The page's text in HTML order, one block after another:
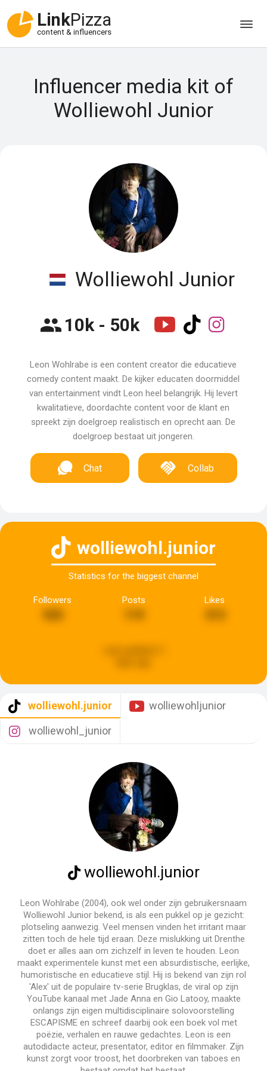
LinkPizza
content & influencers
Influencer media kit of
Wolliewohl Junior
Wolliewohl Junior
10k - 50k
Leon Wohlrabe is een content creator die educatieve
comedy content maakt. De kijker educaten doormiddel
van entertainment vindt Leon heel belangrijk. Hij levert
kwalitatieve, doordachte content voor de klant en
spreekt zijn doelgroep realistisch en oprecht aan. De
doelgroep bestaat uit jongeren.
Chat Collab
wolliewohl.junior
Statistics for the biggest channel
Followers Posts Likes
wolliewohl.junior
wolliewohljunior
wolliewohl_junior
wolliewohl.junior
Leon Wohlrabe (2004), ook wel onder zijn gebruikersnaam
Wolliewohl Junior bekend, is als een pukkel op je gezicht:
plotseling aanwezig. Veel mensen vinden het irritant maar
zitten toch de hele tijd eraan. Deze mislukking uit Drenthe
doet er alles aan om zichzelf in leven te houden. Leon
maakt experimentele kunst met een absurdistische, eerlijke,
humoristische en educatieve stijl. Hij is bekend van zijn rol
'Alex' uit de populaire tv-serie Brugklas, de viral op zijn
YouTube kanaal met Jade Anna en Gio Latooy, maakte
onlangs zijn eigen multidisciplinaire solovoorstelling
ESCAPISME en schreef daarbij ook een boek vol met
poëzie, verhalen en rauwe gedachtes. Leon is een
autodidacte acteur, presentator, editor en filmmaker. Zijn
kunst zorgt voor troost, het doorbreken van taboes en